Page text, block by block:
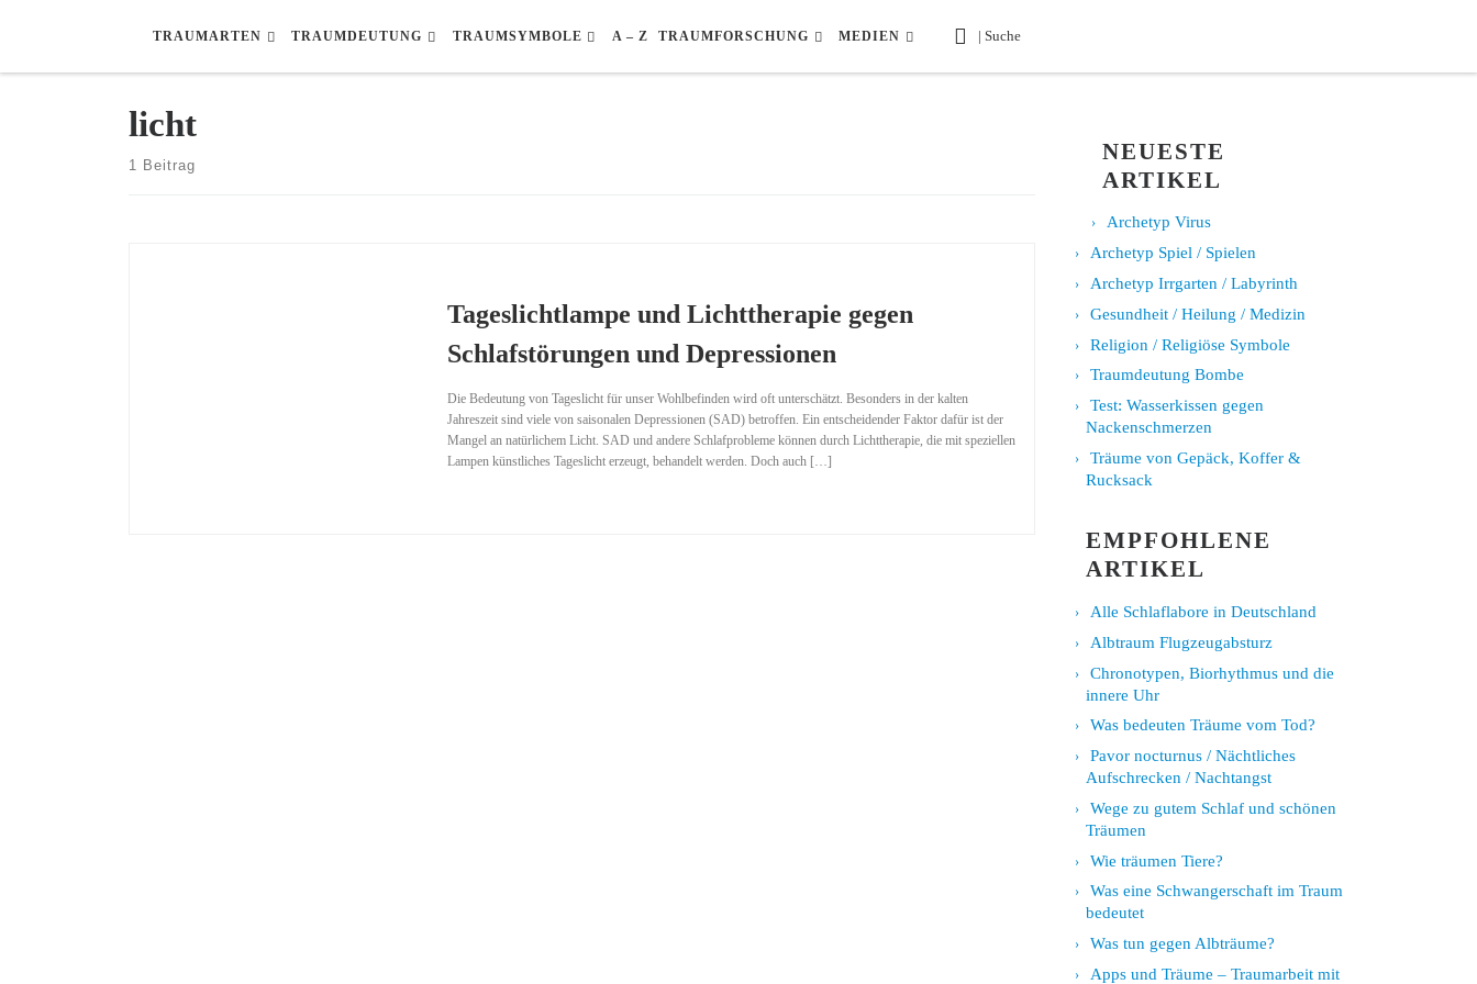
Zum Inhalt springenTRAUMARTEN TRAUMDEUTUNG TRAUMSYMBOLE A – Z TRAUMFORSCHUNG MEDIEN | SucheSearch
licht
1 Beitrag
Tageslichtlampe und Lichttherapie gegen
Schlafstörungen und Depressionen
Die Bedeutung von Tageslicht für unser Wohlbefinden wird oft unterschätzt. Besonders in der kalten
Jahreszeit sind viele von saisonalen Depressionen (SAD) betroffen. Ein entscheidender Faktor dafür ist der
Mangel an natürlichem Licht. SAD und andere Schlafprobleme können durch Lichttherapie, die mit speziellen
Lampen künstliches Tageslicht erzeugt, behandelt werden. Doch auch […]
NEUESTE
ARTIKEL
Archetyp Virus
Archetyp Spiel / Spielen
Archetyp Irrgarten / Labyrinth
Gesundheit / Heilung / Medizin
Religion / Religiöse Symbole
Traumdeutung Bombe
Test: Wasserkissen gegen
Nackenschmerzen
Träume von Gepäck, Koffer &
Rucksack
EMPFOHLENE
ARTIKEL
Alle Schlaflabore in Deutschland
Albtraum Flugzeugabsturz
Chronotypen, Biorhythmus und die
innere Uhr
Was bedeuten Träume vom Tod?
Pavor nocturnus / Nächtliches
Aufschrecken / Nachtangst
Wege zu gutem Schlaf und schönen
Träumen
Wie träumen Tiere?
Was eine Schwangerschaft im Traum
bedeutet
Was tun gegen Albträume?
Apps und Träume – Traumarbeit mit